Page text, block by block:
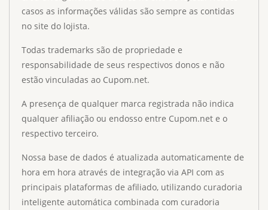
casos as informações válidas são sempre as contidas
no site do lojista.
Todas trademarks são de propriedade e
responsabilidade de seus respectivos donos e não
estão vinculadas ao Cupom.net.
A presença de qualquer marca registrada não indica
qualquer afiliação ou endosso entre Cupom.net e o
respectivo terceiro.
Nossa base de dados é atualizada automaticamente de
hora em hora através de integração via API com as
principais plataformas de afiliado, utilizando curadoria
inteligente automática combinada com curadoria